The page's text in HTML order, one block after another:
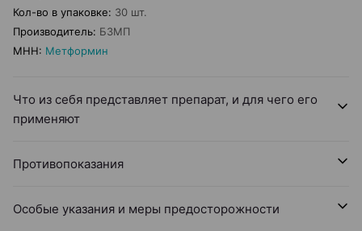
Кол-во в упаковке: 30 шт.
Производитель: БЗМП
МНН: Метформин
Что из себя представляет препарат, и для чего его
применяют
Противопоказания
Особые указания и меры предосторожности